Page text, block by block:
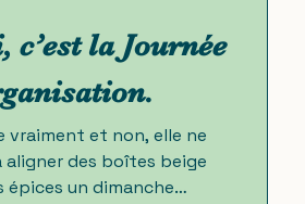
c’est la Journée
vraiment et non, elle ne
des boîtes beige
un dimanche